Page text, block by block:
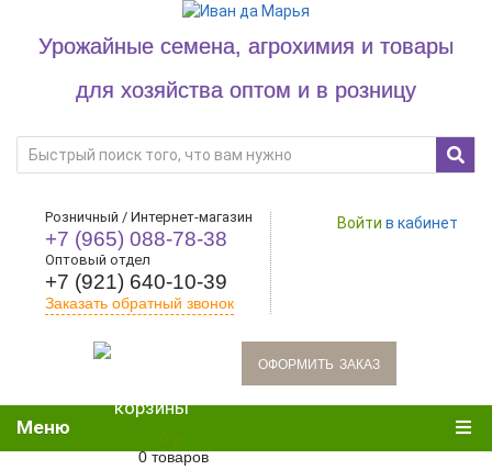
Урожайные семена, агрохимия и товары
для хозяйства оптом и в розницу
Розничный / Интернет-магазин
+7 (965) 088-78-38
Оптовый отдел
+7 (921) 640-10-39
Заказать обратный звонок
Войти в кабинет
oформить заказ
0 товаров
Меню